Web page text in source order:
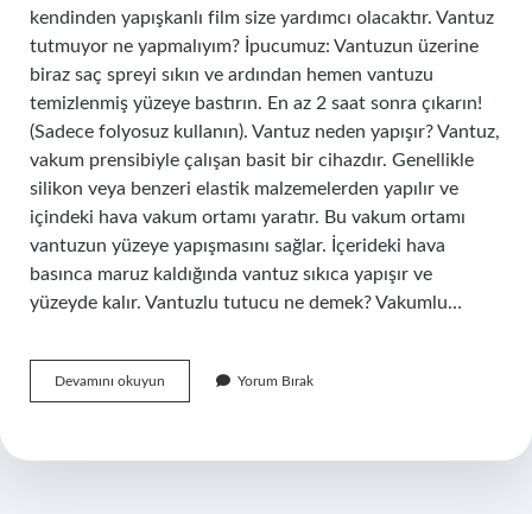
kendinden yapışkanlı film size yardımcı olacaktır. Vantuz
tutmuyor ne yapmalıyım? İpucumuz: Vantuzun üzerine
biraz saç spreyi sıkın ve ardından hemen vantuzu
temizlenmiş yüzeye bastırın. En az 2 saat sonra çıkarın!
(Sadece folyosuz kullanın). Vantuz neden yapışır? Vantuz,
vakum prensibiyle çalışan basit bir cihazdır. Genellikle
silikon veya benzeri elastik malzemelerden yapılır ve
içindeki hava vakum ortamı yaratır. Bu vakum ortamı
vantuzun yüzeye yapışmasını sağlar. İçerideki hava
basınca maruz kaldığında vantuz sıkıca yapışır ve
yüzeyde kalır. Vantuzlu tutucu ne demek? Vakumlu…
Devamını okuyun
Torpidoya
Yorum Bırak